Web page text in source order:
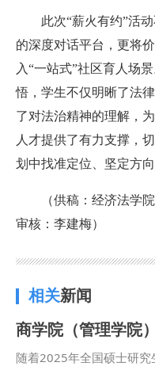
此次“薪火有约”活
的深度对话平台，更将
入“一站式”社区育人场
悟，学生不仅明晰了法
了对法治精神的理解，为
人才提供了有力支撑，
划中找准定位、坚定方向
（供稿： 经济法学
审核：李建梅）
相关新闻
商学院（管理学院
随着2025年全国硕士研